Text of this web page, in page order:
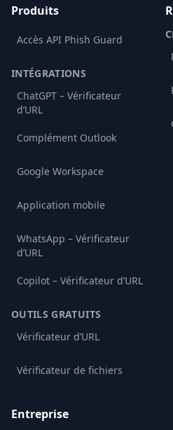
Produits
Accès API Phish Guard
INTÉGRATIONS
ChatGPT – Vérificateur
d’URL
Complément Outlook
Google Workspace
Application mobile
WhatsApp – Vérificateur
d’URL
Copilot – Vérificateur d’URL
OUTILS GRATUITS
Vérificateur d’URL
Vérificateur de fichiers
Entreprise